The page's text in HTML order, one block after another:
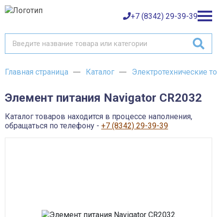
+7 (8342) 29-39-39
Каталог товаров
Баки и емкости АНИОН
Детали трубопроводов и уплотнения
Запорная и регулирующая арматура
Инструмент
О компании
Оплата
Главная страница Каталог Электротехнические
Элемент питания Navigator CR2032
Каталог товаров находится в процессе наполнения,
обращаться по телефону - +7 (8342) 29-39-39